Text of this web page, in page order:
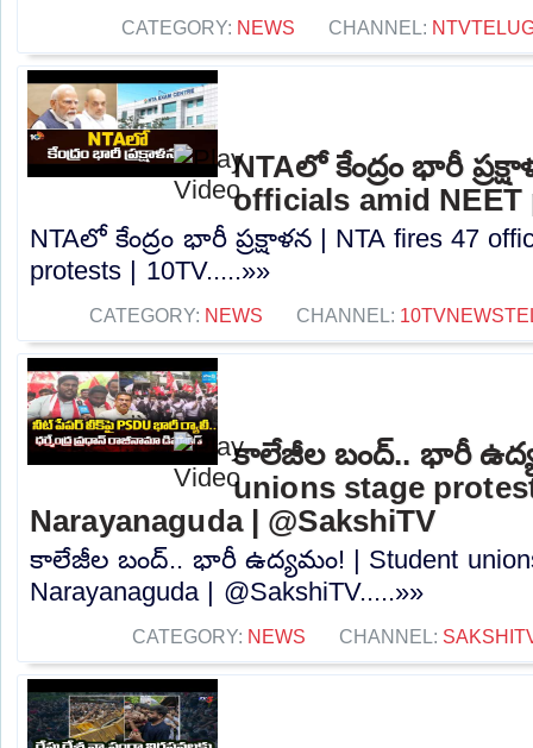
CATEGORY: NEWS CHANNEL:
NTAలో కేంద్రం భారీ
officials amid NEET
NTAలో కేంద్రం భారీ ప్రక్షాళన | NTA fires 47
protests | 10TV.....»»
CATEGORY: NEWS CHANNEL:
కాలేజీల బంద్.. భారీ
unions stage
Narayanaguda | @SakshiTV
కాలేజీల బంద్.. భారీ ఉద్యమం! | Student
Narayanaguda | @SakshiTV.....»»
CATEGORY: NEWS CHANNEL: